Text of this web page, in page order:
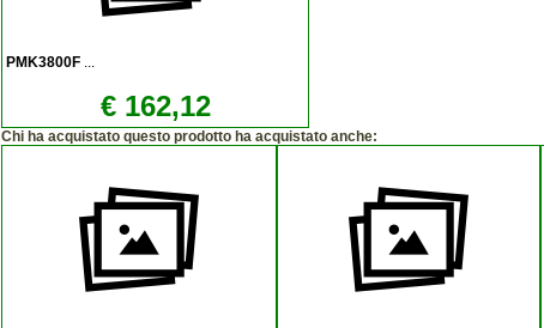
PMK3800F ...
€ 162,12
Chi ha acquistato questo prodotto ha acquistato anche: